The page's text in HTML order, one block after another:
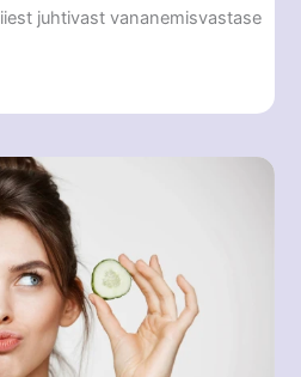
juhtivast vananemisvastase